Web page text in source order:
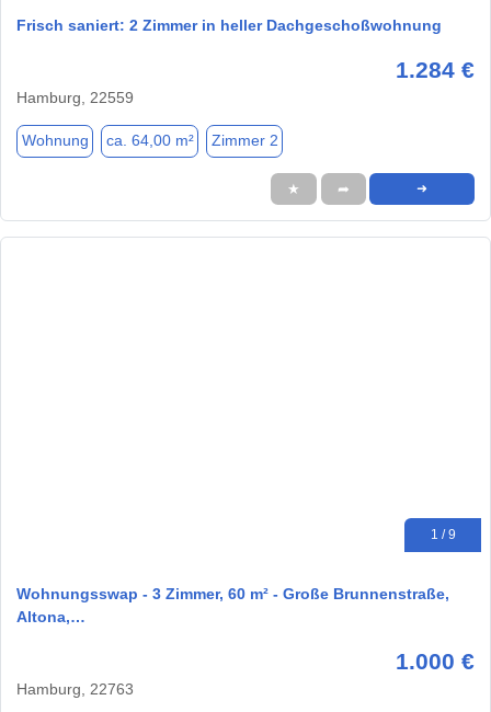
Frisch saniert: 2 Zimmer in heller Dachgeschoßwohnung
1.284 €
Hamburg, 22559
Wohnung ca. 64,00 m² Zimmer 2
★ ➦ ➜
1 / 9
Wohnungsswap - 3 Zimmer, 60 m² - Große Brunnenstraße,
Altona,…
1.000 €
Hamburg, 22763